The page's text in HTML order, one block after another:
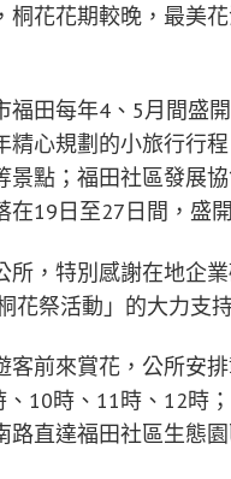
桐花花期較晚，最美
福田每年4、5月間盛
精心規劃的小旅行行
景點；福田社區發展
19日至27日間，盛
所，特別感謝在地企
花祭活動」的大力支
前來賞花，公所安
10時、11時、12時
直達福田社區生態園